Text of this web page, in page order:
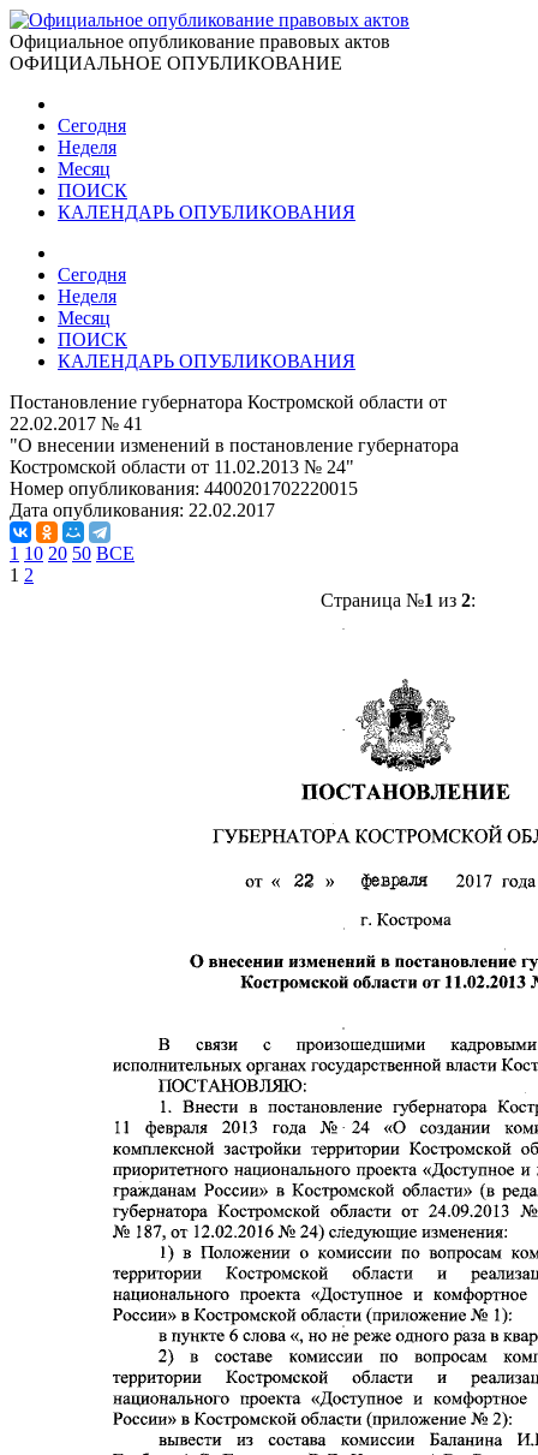
Официальное опубликование правовых актов
ОФИЦИАЛЬНОЕ ОПУБЛИКОВАНИЕ
Сегодня
Неделя
Месяц
ПОИСК
КАЛЕНДАРЬ ОПУБЛИКОВАНИЯ
Сегодня
Неделя
Месяц
ПОИСК
КАЛЕНДАРЬ ОПУБЛИКОВАНИЯ
Постановление губернатора Костромской области от
22.02.2017 № 41
"О внесении изменений в постановление губернатора
Костромской области от 11.02.2013 № 24"
Номер опубликования: 4400201702220015
Дата опубликования: 22.02.2017
1 10 20 50 ВСЕ
1 2
Страница №1 из 2: